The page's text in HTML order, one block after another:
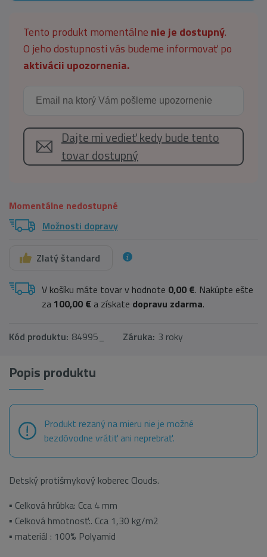
Tento produkt momentálne nie je dostupný.
O jeho dostupnosti vás budeme informovať po
aktivácii upozornenia.
Dajte mi vedieť kedy bude tento
tovar dostupný
Momentálne nedostupné
Možnosti dopravy
Zlatý štandard
V košíku máte tovar v hodnote 0,00 €. Nakúpte ešte
za 100,00 € a získate dopravu zdarma.
Kód produktu: 84995_ Záruka: 3 roky
Popis produktu
Produkt rezaný na mieru nie je možné
bezdôvodne vrátiť ani neprebrať.
Detský protišmykový koberec Clouds.
▪ Celková hrúbka: Cca 4 mm
▪ Celková hmotnosť:. Cca 1,30 kg/m2
▪ materiál : 100% Polyamid